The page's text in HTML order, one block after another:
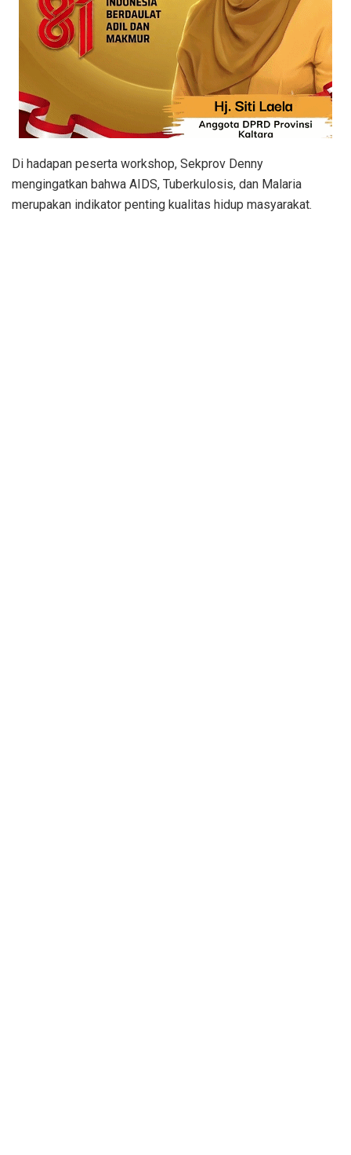
Di hadapan peserta workshop, Sekprov Denny
mengingatkan bahwa AIDS, Tuberkulosis, dan Malaria
merupakan indikator penting kualitas hidup masyarakat.